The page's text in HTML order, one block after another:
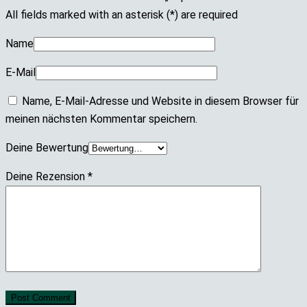
All fields marked with an asterisk (*) are required
Name
E-Mail
Name, E-Mail-Adresse und Website in diesem Browser für
meinen nächsten Kommentar speichern.
Deine Bewertung
Deine Rezension *
Post Comment